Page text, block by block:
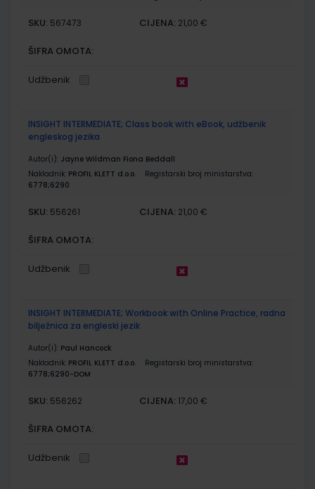
SKU: 567473 CIJENA: 21,00 €
ŠIFRA OMOTA:
Udžbenik
INSIGHT INTERMEDIATE; Class book with eBook, udžbenik
engleskog jezika
Autor(i): Jayne Wildman Fiona Beddall
Nakladnik: PROFIL KLETT d.o.o.
Registarski broj ministarstva:
6778;6290
SKU: 556261 CIJENA: 21,00 €
ŠIFRA OMOTA:
Udžbenik
INSIGHT INTERMEDIATE; Workbook with Online Practice, radna
bilježnica za engleski jezik
Autor(i): Paul Hancock
Nakladnik: PROFIL KLETT d.o.o.
Registarski broj ministarstva:
6778;6290-DOM
SKU: 556262 CIJENA: 17,00 €
ŠIFRA OMOTA:
Udžbenik